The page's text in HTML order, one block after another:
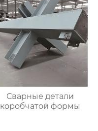
Сварные детали
коробчатой формы